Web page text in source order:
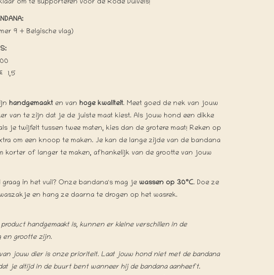
om te supporteren voor de Rode Duivels!
9 + Belgische vlag)
1,5
handgemaakt en van hoge kwaliteit. Meet goed de nek van jouw
van te zijn dat je de juiste maat kiest. Als jouw hond een dikke
je twijfelt tussen twee maten, kies dan de grotere maat! Reken op
om een knoop te maken. Je kan de lange zijde van de bandana
korter of langer te maken, afhankelijk van de grootte van jouw
in het vuil? Onze bandana's mag je wassen op 30°C. Doe ze
en hang ze daarna te drogen op het wasrek.
handgemaakt is, kunnen er kleine verschillen in de
en grootte zijn.
jouw dier is onze prioriteit. Laat jouw hond niet met de bandana
je altijd in de buurt bent wanneer hij de bandana aanheeft.